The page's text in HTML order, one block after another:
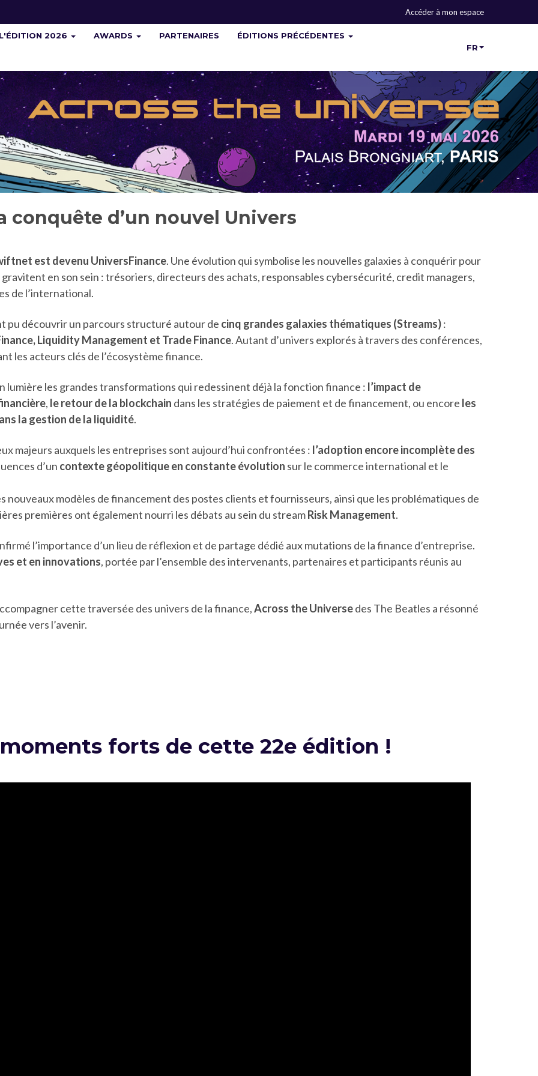
Accéder à mon espace
2026 AWARDS PARTENAIRES
ÉDITIONS PRÉCÉDENTES
FR
conquête d’un nouvel Univers
est devenu UniversFinance. Une évolution qui symbolise les nouvelles galaxies à conquérir pour
en son sein : trésoriers, directeurs des achats, responsables cybersécurité, credit managers,
de l’international.
pu découvrir un parcours structuré autour de cinq grandes galaxies thématiques (Streams):
Liquidity Management et Trade Finance. Autant d’univers explorés à travers des conférences,
les acteurs clés de l’écosystème finance.
lumière les grandes transformations qui redessinent déjà la fonction finance : l’impact de
, le retour de la blockchain dans les stratégies de paiement et de financement, ou encore les
la gestion de la liquidité.
majeurs auxquels les entreprises sont aujourd’hui confrontées : l’adoption encore incomplète des
d’un contexte géopolitique en constante évolution sur le commerce international et le
modèles de financement des postes clients et fournisseurs, ainsi que les problématiques de
premières ont également nourri les débats au sein du streamRisk Management.
l’importance d’un lieu de réflexion et de partage dédié aux mutations de la finance d’entreprise.
et en innovations, portée par l’ensemble des intervenants, partenaires et participants réunis au
cette traversée des univers de la finance,Across the Universedes The Beatles a résonné
vers l’avenir.
forts de cette 22e édition !